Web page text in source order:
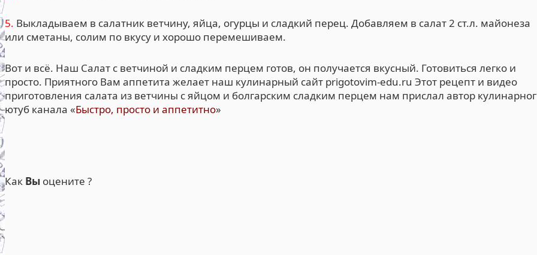
5. Выкладываем в салатник ветчину, яйца, огурцы и сладкий перец. Добавляем в салат 2 ст.л. майонеза
или сметаны, солим по вкусу и хорошо перемешиваем.
Вот и всё. Наш Салат с ветчиной и сладким перцем готов, он получается вкусный. Готовиться легко и
просто. Приятного Вам аппетита желает наш кулинарный сайт prigotovim-edu.ru Этот рецепт и видео
приготовления салата из ветчины с яйцом и болгарским сладким перцем нам прислал автор
ютуб канала «Быстро, просто и аппетитно»
Как Вы оцените ?